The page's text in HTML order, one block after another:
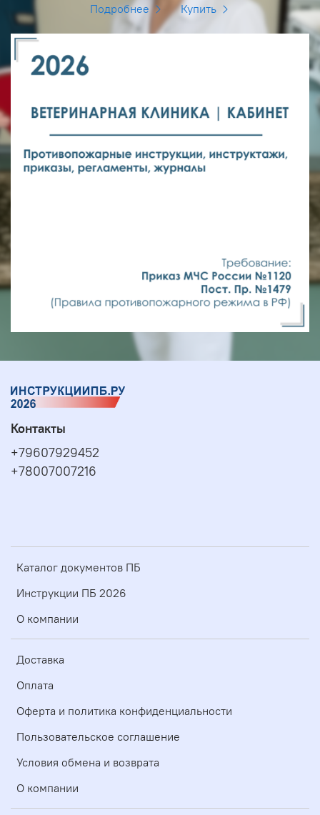
Подробнее Купить
Каталог документов ПБ
Инструкции ПБ 2026
О компании
Доставка
Оплата
Оферта и политика конфиденциальности
Пользовательское соглашение
Условия обмена и возврата
О компании
Контакты
+79607929452
+78007007216